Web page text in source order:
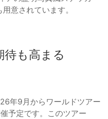
意されています。
待も高まる
年9月からワールドツアー
予定です。このツアー